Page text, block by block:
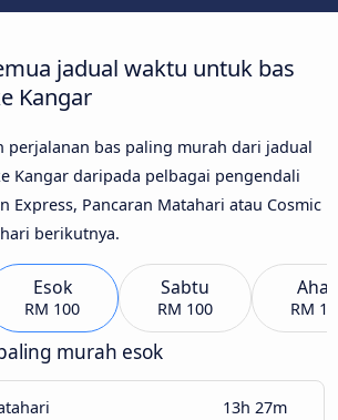
jadual waktu untuk bas
Kangar
perjalanan bas paling murah dari jadual
Kangar daripada pelbagai pengendali
Express, Pancaran Matahari atau Cosmic
berikutnya.
Esok
RM 100
Sabtu
RM 100 RM
murah esok
13h 27m